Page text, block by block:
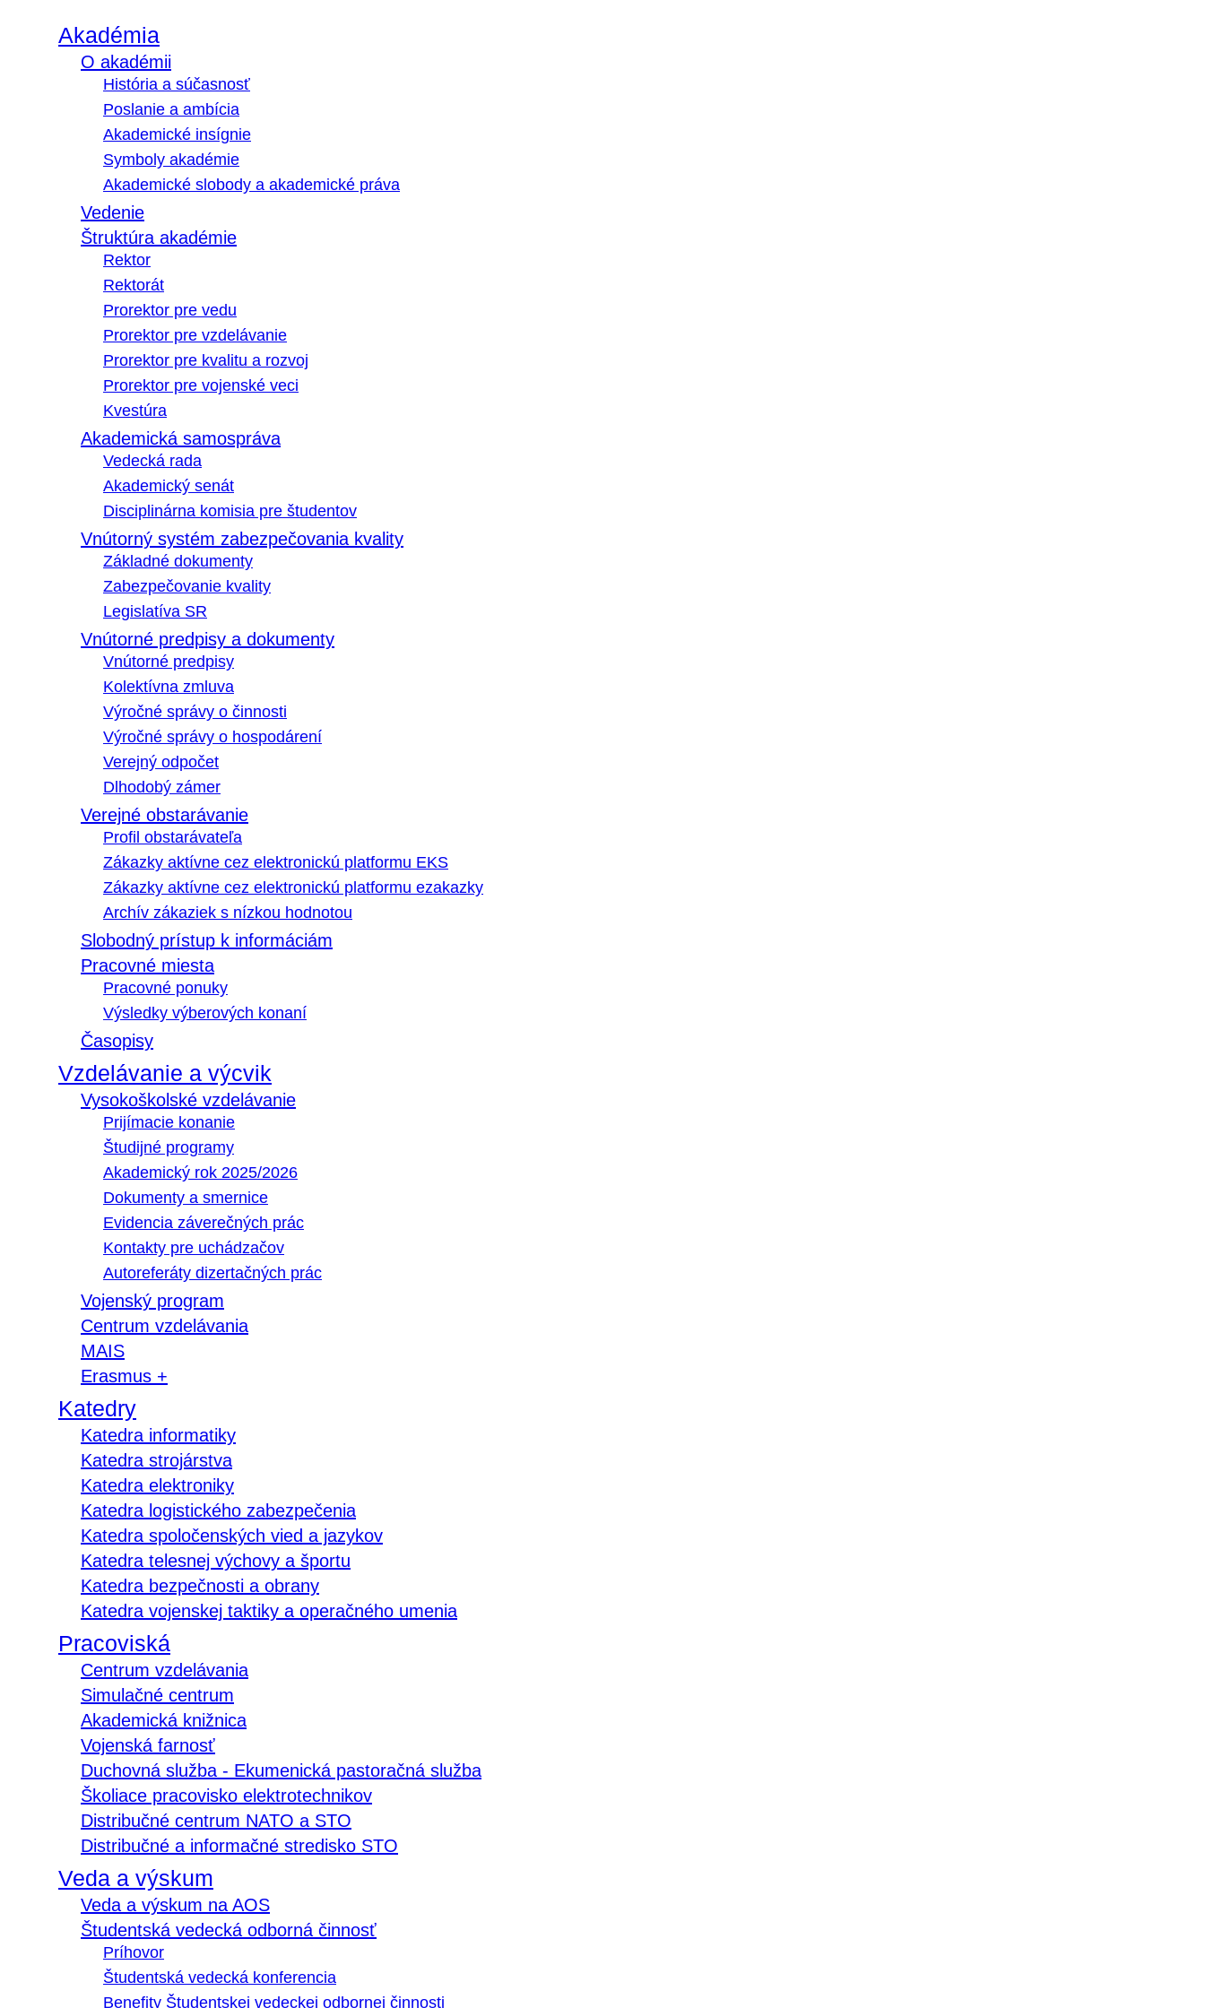
Akadémia
O akadémii
História a súčasnosť
Poslanie a ambícia
Akademické insígnie
Symboly akadémie
Akademické slobody a akademické práva
Vedenie
Štruktúra akadémie
Rektor
Rektorát
Prorektor pre vedu
Prorektor pre vzdelávanie
Prorektor pre kvalitu a rozvoj
Prorektor pre vojenské veci
Kvestúra
Akademická samospráva
Vedecká rada
Akademický senát
Disciplinárna komisia pre študentov
Vnútorný systém zabezpečovania kvality
Základné dokumenty
Zabezpečovanie kvality
Legislatíva SR
Vnútorné predpisy a dokumenty
Vnútorné predpisy
Kolektívna zmluva
Výročné správy o činnosti
Výročné správy o hospodárení
Verejný odpočet
Dlhodobý zámer
Verejné obstarávanie
Profil obstarávateľa
Zákazky aktívne cez elektronickú platformu EKS
Zákazky aktívne cez elektronickú platformu ezakazky
Archív zákaziek s nízkou hodnotou
Slobodný prístup k informáciám
Pracovné miesta
Pracovné ponuky
Výsledky výberových konaní
Časopisy
Vzdelávanie a výcvik
Vysokoškolské vzdelávanie
Prijímacie konanie
Študijné programy
Akademický rok 2025/2026
Dokumenty a smernice
Evidencia záverečných prác
Kontakty pre uchádzačov
Autoreferáty dizertačných prác
Vojenský program
Centrum vzdelávania
MAIS
Erasmus +
Katedry
Katedra informatiky
Katedra strojárstva
Katedra elektroniky
Katedra logistického zabezpečenia
Katedra spoločenských vied a jazykov
Katedra telesnej výchovy a športu
Katedra bezpečnosti a obrany
Katedra vojenskej taktiky a operačného umenia
Pracoviská
Centrum vzdelávania
Simulačné centrum
Akademická knižnica
Vojenská farnosť
Duchovná služba - Ekumenická pastoračná služba
Školiace pracovisko elektrotechnikov
Distribučné centrum NATO a STO
Distribučné a informačné stredisko STO
Veda a výskum
Veda a výskum na AOS
Študentská vedecká odborná činnosť
Príhovor
Študentská vedecká konferencia
Benefity Študentskej vedeckej odbornej činnosti